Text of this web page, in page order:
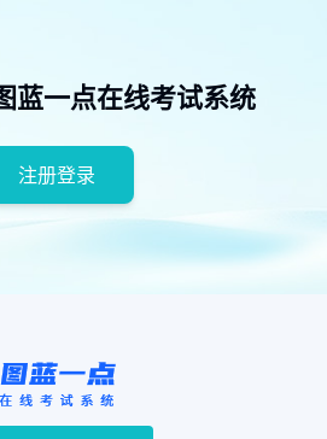
蓝一点在线考试系统
注册登录